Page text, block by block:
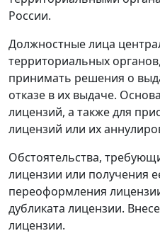
России.
Должностные лица
территориальных
принимать решения о
отказе в их выдаче.
лицензий, а также для
лицензий или их
Обстоятельства,
лицензии или получения
переоформления
дубликата лицензии.
лицензии.